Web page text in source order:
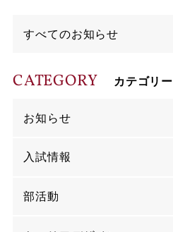
すべてのお知らせ
CATEGORY カテゴリー
お知らせ
入試情報
部活動